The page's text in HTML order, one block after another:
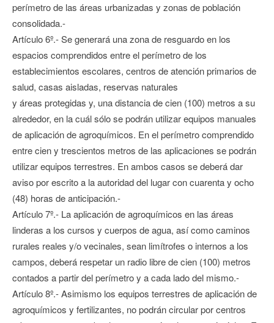
perímetro de las áreas urbanizadas y zonas de población
consolidada.-
Artículo 6º.- Se generará una zona de resguardo en los
espacios comprendidos entre el perímetro de los
establecimientos escolares, centros de atención primarios de
salud, casas aisladas, reservas naturales
y áreas protegidas y, una distancia de cien (100) metros a su
alrededor, en la cuál sólo se podrán utilizar equipos manuales
de aplicación de agroquímicos. En el perímetro comprendido
entre cien y trescientos metros de las aplicaciones se podrán
utilizar equipos terrestres. En ambos casos se deberá dar
aviso por escrito a la autoridad del lugar con cuarenta y ocho
(48) horas de anticipación.-
Artículo 7º.- La aplicación de agroquímicos en las áreas
linderas a los cursos y cuerpos de agua, así como caminos
rurales reales y/o vecinales, sean limítrofes o internos a los
campos, deberá respetar un radio libre de cien (100) metros
contados a partir del perímetro y a cada lado del mismo.-
Artículo 8º.- Asimismo los equipos terrestres de aplicación de
agroquímicos y fertilizantes, no podrán circular por centros